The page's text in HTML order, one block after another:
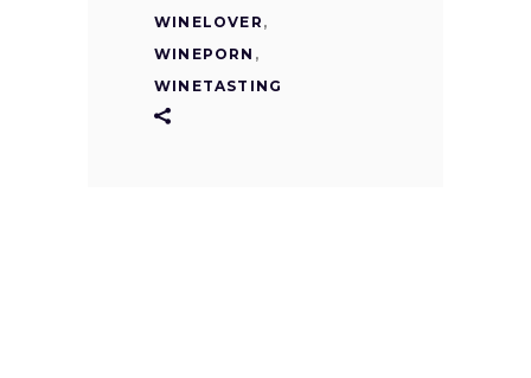
WINELOVER ,
WINEPORN ,
WINETASTING